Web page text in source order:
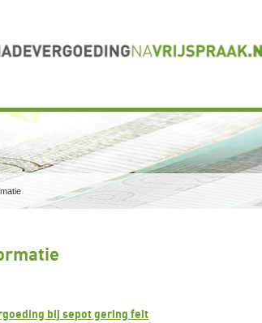
bij sepot gering feit